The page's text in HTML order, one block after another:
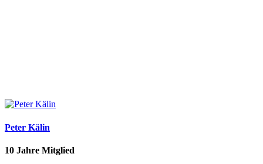
Peter Kälin
10 Jahre Mitglied